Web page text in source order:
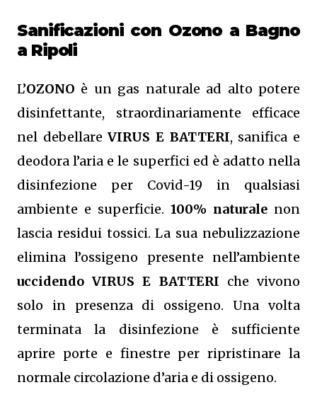
Sanificazioni con Ozono a Bagno
a Ripoli
L’OZONO è un gas naturale ad alto potere
disinfettante, straordinariamente efficace
nel debellareVIRUS E BATTERI, sanifica e
deodora l’aria e le superfici ed è adatto nella
disinfezione per Covid-19 in qualsiasi
ambiente e superficie. 100% naturale non
lascia residui tossici.La sua nebulizzazione
elimina l’ossigeno presente nell’ambiente
uccidendo VIRUS E BATTERI che vivono
solo in presenza di ossigeno. Una volta
terminata la disinfezione è sufficiente
aprire porte e finestre per ripristinare la
normale circolazione d’aria e di ossigeno.